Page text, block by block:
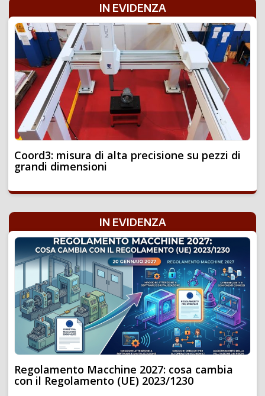
IN EVIDENZA
Coord3: misura di alta precisione su pezzi di
grandi dimensioni
IN EVIDENZA
Regolamento Macchine 2027: cosa cambia
con il Regolamento (UE) 2023/1230